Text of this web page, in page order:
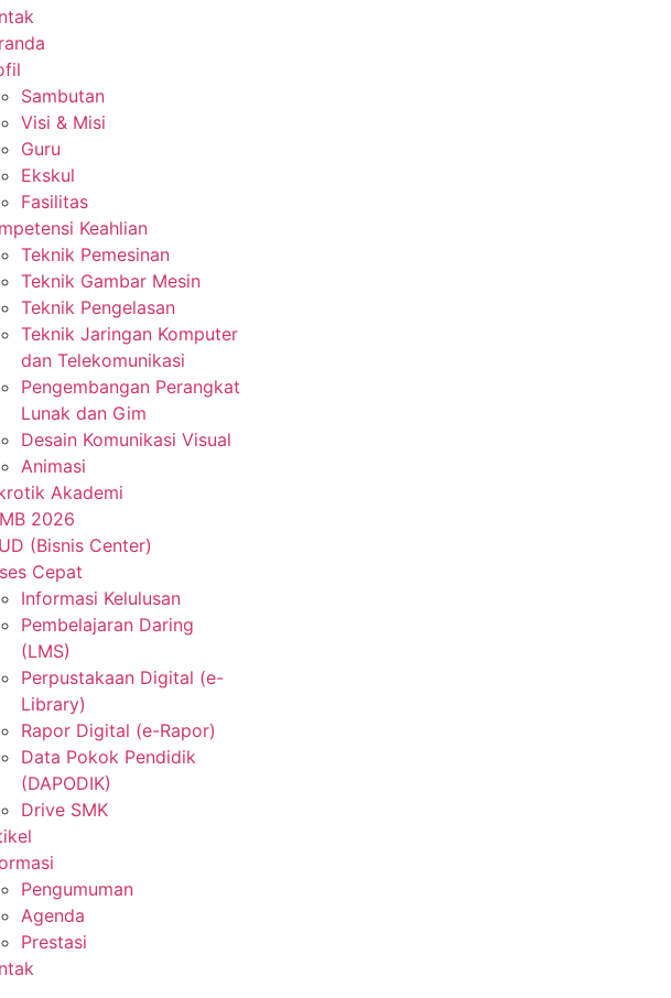
Sambutan
Visi & Misi
Guru
Ekskul
Fasilitas
Keahlian
Teknik Pemesinan
Teknik Gambar Mesin
Teknik Pengelasan
Teknik Jaringan Komputer
dan Telekomunikasi
Pengembangan Perangkat
Lunak dan Gim
Desain Komunikasi Visual
Animasi
Akademi
2026
(Bisnis Center)
Cepat
Informasi Kelulusan
Pembelajaran Daring
(LMS)
Perpustakaan Digital (e-
Library)
Rapor Digital (e-Rapor)
Data Pokok Pendidik
(DAPODIK)
Drive SMK
Pengumuman
Agenda
Prestasi